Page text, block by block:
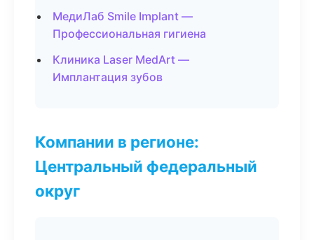
МедиЛаб Smile Implant —
Профессиональная гигиена
Клиника Laser MedArt —
Имплантация зубов
Компании в регионе:
Центральный федеральный
округ